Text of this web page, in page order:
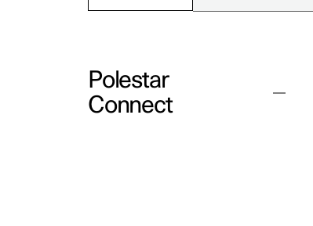
联系我们
极星官方二手车
探索Polestar 3
公共充电
车主服务Polestar
Connect